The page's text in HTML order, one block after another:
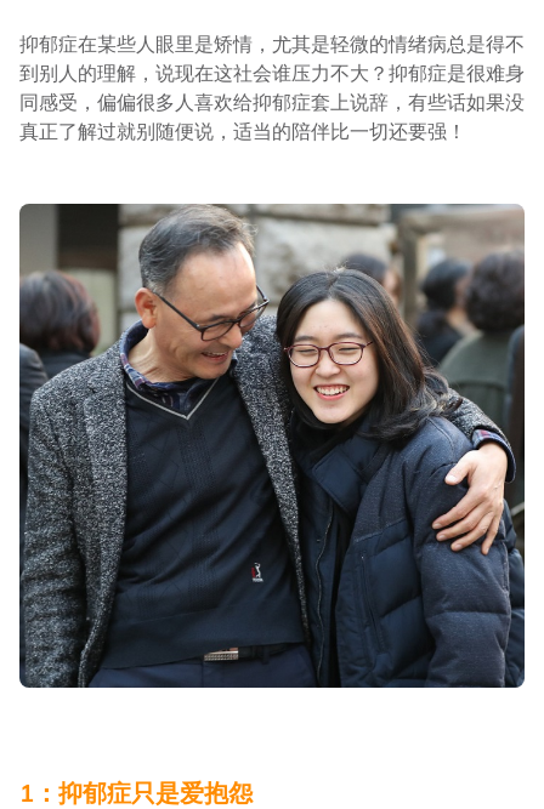
抑郁症在某些人眼里是矫情，尤其是轻微的情绪病总是得不
到别人的理解，说现在这社会谁压力不大？抑郁症是很难身
同感受，偏偏很多人喜欢给抑郁症套上说辞，有些话如果没
真正了解过就别随便说，适当的陪伴比一切还要强！
1：抑郁症只是爱抱怨